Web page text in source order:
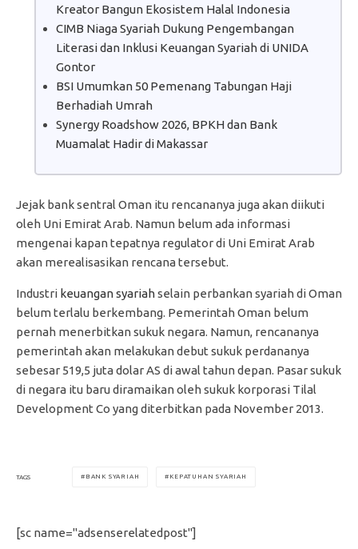
Kreator Bangun Ekosistem Halal Indonesia
CIMB Niaga Syariah Dukung Pengembangan
Literasi dan Inklusi Keuangan Syariah di UNIDA
Gontor
BSI Umumkan 50 Pemenang Tabungan Haji
Berhadiah Umrah
Synergy Roadshow 2026, BPKH dan Bank
Muamalat Hadir di Makassar
Jejak bank sentral Oman itu rencananya juga akan diikuti
oleh Uni Emirat Arab. Namun belum ada informasi
mengenai kapan tepatnya regulator di Uni Emirat Arab
akan merealisasikan rencana tersebut.
Industri keuangan syariahselain perbankan syariah di Oman
belum terlalu berkembang. Pemerintah Oman belum
pernah menerbitkan sukuk negara. Namun, rencananya
pemerintah akan melakukan debut sukuk perdananya
sebesar 519,5 juta dolar AS di awal tahun depan. Pasar sukuk
di negara itu baru diramaikan oleh sukuk korporasi Tilal
Development Co yang diterbitkan pada November 2013.
TAGS BANK SYARIAH KEPATUHAN SYARIAH
[sc name="adsenserelatedpost"]